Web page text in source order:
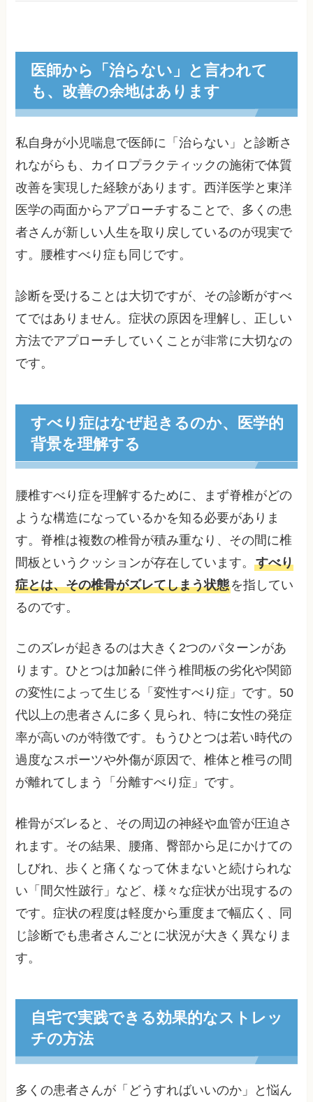
医師から「治らない」と言われて
も、改善の余地はあります
私自身が小児喘息で医師に「治らない」と診断さ
れながらも、カイロプラクティックの施術で体質
改善を実現した経験があります。西洋医学と東洋
医学の両面からアプローチすることで、多くの患
者さんが新しい人生を取り戻しているのが現実で
す。腰椎すべり症も同じです。
診断を受けることは大切ですが、その診断がすべ
てではありません。症状の原因を理解し、正しい
方法でアプローチしていくことが非常に大切なの
です。
すべり症はなぜ起きるのか、医学的
背景を理解する
腰椎すべり症を理解するために、まず脊椎がどの
ような構造になっているかを知る必要がありま
す。脊椎は複数の椎骨が積み重なり、その間に椎
間板というクッションが存在しています。すべり
症とは、その椎骨がズレてしまう状態を指してい
るのです。
このズレが起きるのは大きく2つのパターンがあ
ります。ひとつは加齢に伴う椎間板の劣化や関節
の変性によって生じる「変性すべり症」です。50
代以上の患者さんに多く見られ、特に女性の発症
率が高いのが特徴です。もうひとつは若い時代の
過度なスポーツや外傷が原因で、椎体と椎弓の間
が離れてしまう「分離すべり症」です。
椎骨がズレると、その周辺の神経や血管が圧迫さ
れます。その結果、腰痛、臀部から足にかけての
しびれ、歩くと痛くなって休まないと続けられな
い「間欠性跛行」など、様々な症状が出現するの
です。症状の程度は軽度から重度まで幅広く、同
じ診断でも患者さんごとに状況が大きく異なりま
す。
自宅で実践できる効果的なストレッ
チの方法
多くの患者さんが「どうすればいいのか」と悩ん